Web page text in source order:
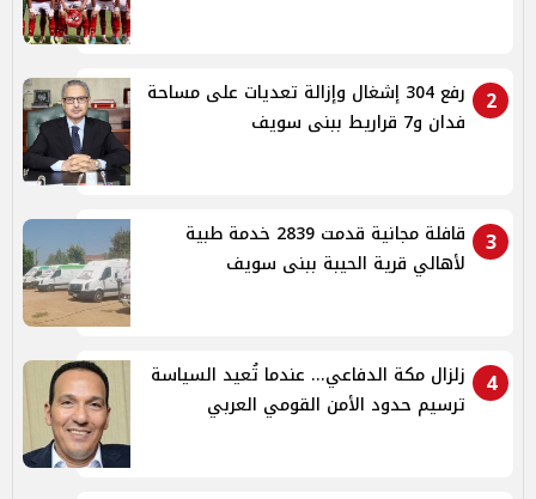
2
رفع 304 إشغال وإزالة تعديات على مساحة
فدان و7 قراريط ببنى سويف
3
قافلة مجانية قدمت 2839 خدمة طبية
لأهالي قرية الحيبة ببنى سويف
4
زلزال مكة الدفاعي... عندما تُعيد السياسة
ترسيم حدود الأمن القومي العربي